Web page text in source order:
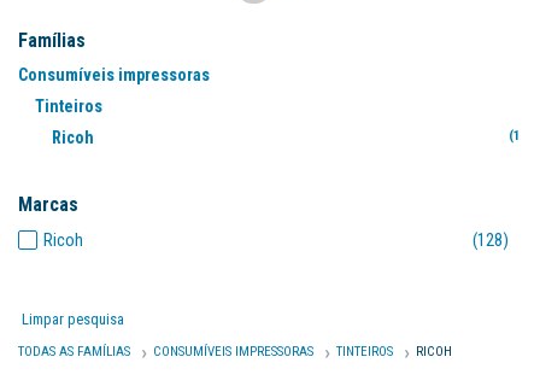
Famílias
Consumíveis impressoras
Tinteiros
Ricoh
(129)
Marcas
Ricoh (128)
Limpar pesquisa
TODAS AS FAMÍLIAS CONSUMÍVEIS IMPRESSORAS TINTEIROS RICOH